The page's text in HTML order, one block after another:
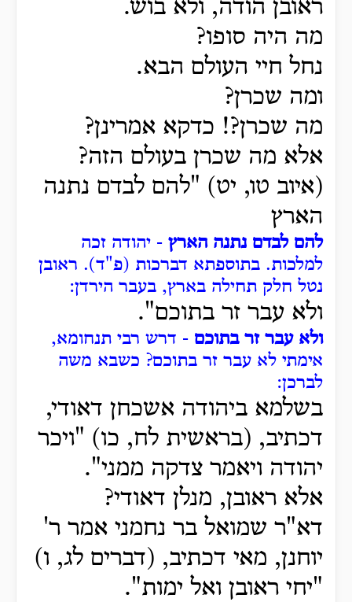
ראובן הודה, ולא בוש.
מה היה סופו?
נחל חיי העולם הבא.
ומה שכרן?
מה שכרן?! כדקא אמרינן?
אלא מה שכרן בעולם הזה?
(איוב טו, יט) "להם לבדם נתנה
הארץ
להם לבדם נתנה הארץ - יהודה זכה
למלכות. בתוספתא דברכות (פ"ד). ראובן
נטל חלק תחילה בארץ, בעבר הירדן:
ולא עבר זר בתוכם".
ולא עבר זר בתוכם - דרש רבי תנחומא,
אימתי לא עבר זר בתוכם? כשבא משה
לברכן:
בשלמא ביהודה אשכחן דאודי,
דכתיב, (בראשית לח, כו) "ויכר
יהודה ויאמר צדקה ממני".
אלא ראובן, מנלן דאודי?
דא"ר שמואל בר נחמני אמר ר'
יוחנן, מאי דכתיב, (דברים לג, ו)
"יחי ראובן ואל ימות".